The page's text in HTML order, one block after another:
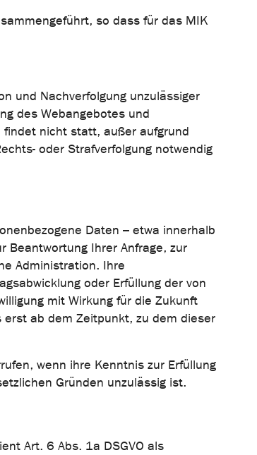
so dass für das MIK
und Nachverfolgung unzulässiger
des Webangebotes und
findet nicht statt, außer aufgrund
oder Strafverfolgung notwendig
Daten – etwa innerhalb
Beantwortung Ihrer Anfrage, zur
Administration. Ihre
oder Erfüllung der von
mit Wirkung für die Zukunft
erst ab dem Zeitpunkt, zu dem dieser
wenn ihre Kenntnis zur Erfüllung
Gründen unzulässig ist.
Art. 6 Abs. 1a DSGVO als